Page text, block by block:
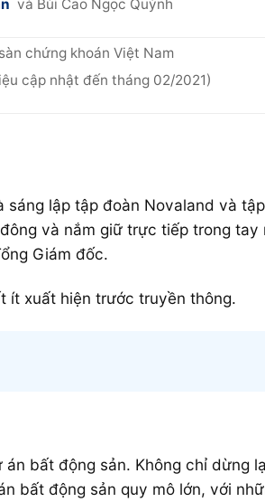
và Bùi Cao Ngọc Quỳnh
chứng khoán Việt Nam
cập nhật đến tháng 02/2021)
sáng lập tập đoàn Novaland và
và nắm giữ trực tiếp trong tay
Giám đốc.
ít xuất hiện trước truyền thông.
bất động sản. Không chỉ dừng
bất động sản quy mô lớn, với